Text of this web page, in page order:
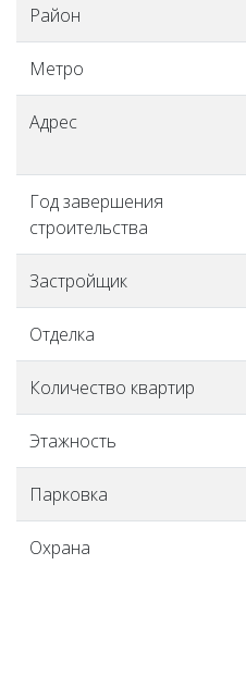
Район
Метро
Адрес
Год завершения
строительства
Застройщик
Отделка
Количество квартир
Этажность
Парковка
Охрана